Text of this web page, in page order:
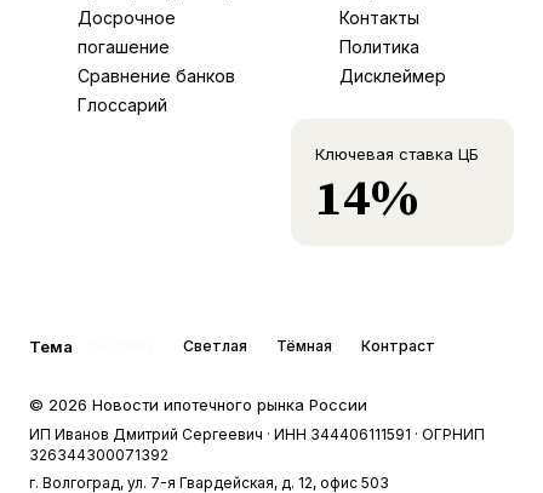
Досрочное
погашение
Сравнение банков
Глоссарий
Контакты
Политика
Дисклеймер
Ключевая ставка ЦБ
14%
Тема Светлая Тёмная Контраст
© 2026 Новости ипотечного рынка России
ИП Иванов Дмитрий Сергеевич · ИНН 344406111591 · ОГРНИП
326344300071392
г. Волгоград, ул. 7-я Гвардейская, д. 12, офис 503